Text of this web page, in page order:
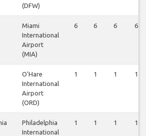
(DFW)
Miami
International
Airport
(MIA)
6 6 6 6
O'Hare
International
Airport
(ORD)
1 1 1 1
Philadelphia
International
1 1 1 1